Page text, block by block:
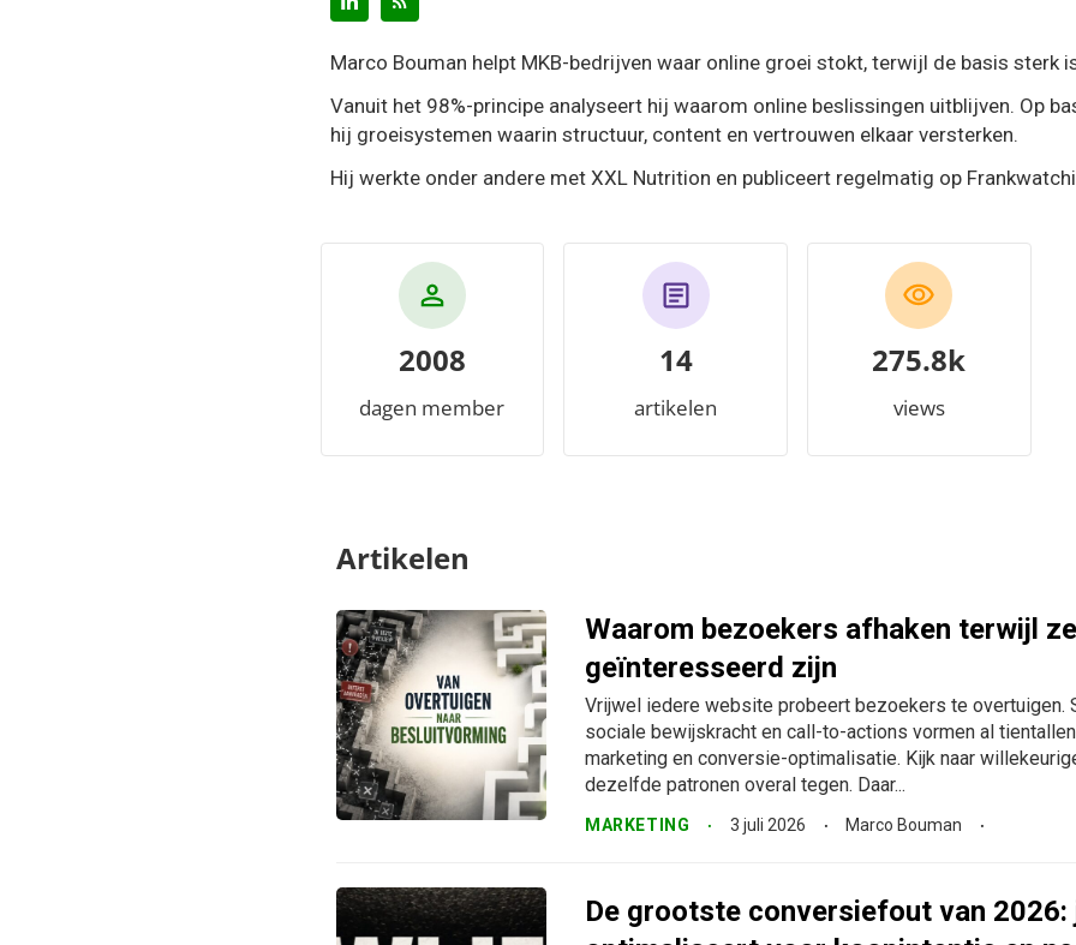
Marco Bouman helpt MKB-bedrijven waar online groei stokt, terwijl de basis sterk
Vanuit het 98%-principe analyseert hij waarom online beslissingen uitblijven. Op
hij groeisystemen waarin structuur, content en vertrouwen elkaar versterken.
Hij werkte onder andere met XXL Nutrition en publiceert regelmatig op
2008
dagen member
14
artikelen
314.0k
views
Artikelen
Waarom bezoekers afhaken terwijl
geïnteresseerd zijn
Vrijwel iedere website probeert bezoekers te overtuigen.
sociale bewijskracht en call-to-actions vormen al
marketing en conversie-optimalisatie. Kijk naar
dezelfde patronen overal tegen. Daar...
MARKETING 3 juli 2026 Marco Bouman
De grootste conversiefout van 2026: